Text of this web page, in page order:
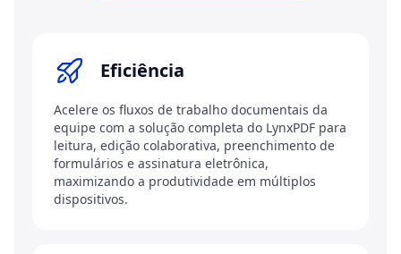
Eficiência
Acelere os fluxos de trabalho documentais da
equipe com a solução completa do LynxPDF para
leitura, edição colaborativa, preenchimento de
formulários e assinatura eletrônica,
maximizando a produtividade em múltiplos
dispositivos.